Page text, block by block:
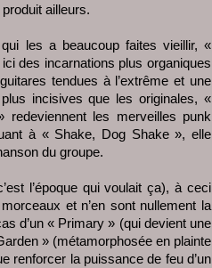
ailleurs.
qui les a beaucoup faites vieillir, «
des incarnations plus organiques
tendues à l’extrême et une
incisives que les originales, «
les merveilles punk
à « Shake, Dog Shake », elle
du groupe.
l’époque qui voulait ça), à ceci
et n’en sont nullement la
d’un « Primary » (qui devient une
» (métamorphosée en plainte
renforcer la puissance de feu d’un